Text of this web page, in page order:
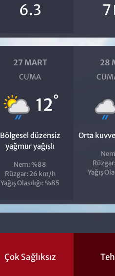
6.3 7
27 MART
CUMA
12°
Bölgesel düzensiz
yağmur yağışlı
Nem: %88
Rüzgar: 26 km/h
Yağış Olasılığı: %85
28
Orta
Yağış
Çok Sağlıksız